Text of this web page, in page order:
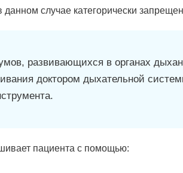
случае категорически
развивающихся в органах
доктором дыхательной
пациента с помощью: